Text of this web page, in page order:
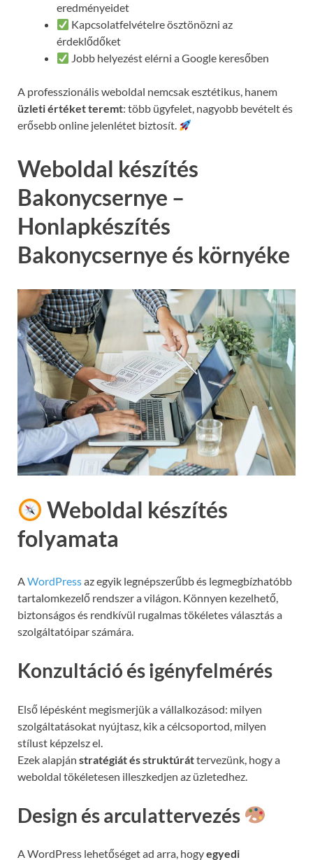
eredményeidet
Kapcsolatfelvételre ösztönözni az
érdeklődőket
Jobb helyezést elérni a Google keresőben
A professzionális weboldal nemcsak esztétikus, hanem
üzleti értéket teremt: több ügyfelet, nagyobb bevételt és
erősebb online jelenlétet biztosít.
Weboldal készítés
Bakonycsernye –
Honlapkészítés
Bakonycsernye és környéke
Weboldal készítés
folyamata
AWordPressaz egyik legnépszerűbb és legmegbízhatóbb
tartalomkezelő rendszer a világon. Könnyen kezelhető,
biztonságos és rendkívül rugalmas tökéletes választás a
szolgáltatóipar számára.
Konzultáció és igényfelmérés
Első lépésként megismerjük a vállalkozásod: milyen
szolgáltatásokat nyújtasz, kik a célcsoportod, milyen
stílust képzelsz el.
Ezek alapján stratégiát és struktúráttervezünk, hogy a
weboldal tökéletesen illeszkedjen az üzletedhez.
Design és arculattervezés
A WordPress lehetőséget ad arra, hogyegyedi